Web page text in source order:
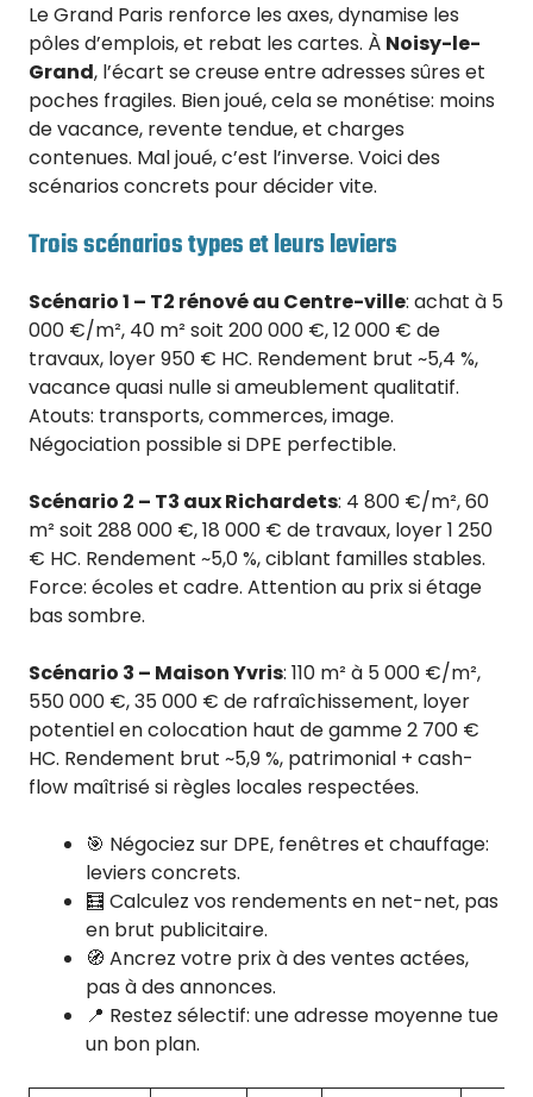
Le Grand Paris renforce les axes, dynamise les
pôles d’emplois, et rebat les cartes. À Noisy-le-
Grand, l’écart se creuse entre adresses sûres et
poches fragiles. Bien joué, cela se monétise: moins
de vacance, revente tendue, et charges
contenues. Mal joué, c’est l’inverse. Voici des
scénarios concrets pour décider vite.
Trois scénarios types et leurs leviers
Scénario 1 – T2 rénové au Centre-ville: achat à 5
000 €/m², 40 m² soit 200 000 €, 12 000 € de
travaux, loyer 950 € HC. Rendement brut ~5,4 %,
vacance quasi nulle si ameublement qualitatif.
Atouts: transports, commerces, image.
Négociation possible si DPE perfectible.
Scénario 2 – T3 aux Richardets: 4 800 €/m², 60
m² soit 288 000 €, 18 000 € de travaux, loyer 1 250
€ HC. Rendement ~5,0 %, ciblant familles stables.
Force: écoles et cadre. Attention au prix si étage
bas sombre.
Scénario 3 – Maison Yvris: 110 m² à 5 000 €/m²,
550 000 €, 35 000 € de rafraîchissement, loyer
potentiel en colocation haut de gamme 2 700 €
HC. Rendement brut ~5,9 %, patrimonial + cash-
flow maîtrisé si règles locales respectées.
🎯 Négociez sur DPE, fenêtres et chauffage:
leviers concrets.
🧮 Calculez vos rendements en net-net, pas
en brut publicitaire.
🧭 Ancrez votre prix à des ventes actées,
pas à des annonces.
📍 Restez sélectif: une adresse moyenne tue
un bon plan.